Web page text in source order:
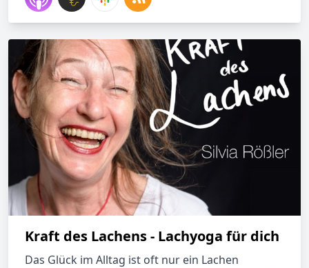
Kraft des Lachens - Lachyoga für dich
Das Glück im Alltag ist oft nur ein Lachen